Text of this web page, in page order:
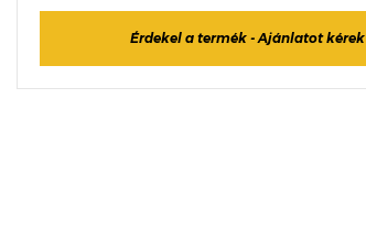
Érdekel a termék - Ajánlatot kérek